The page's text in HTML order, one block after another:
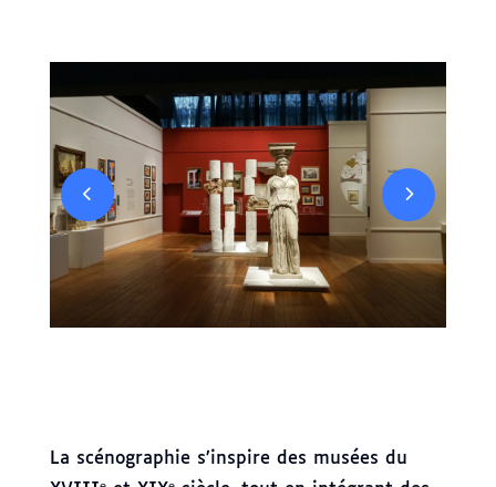
La scénographie s’inspire des musées du